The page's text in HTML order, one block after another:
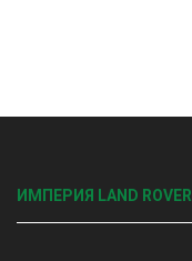
ИМПЕРИЯ LAND ROVER